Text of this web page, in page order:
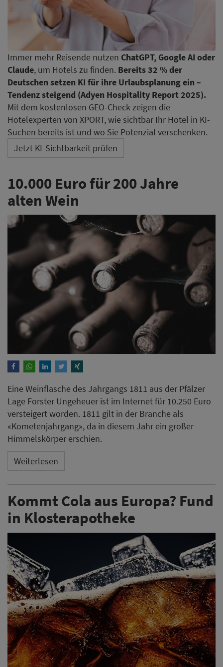
Immer mehr Reisende nutzen ChatGPT, Google AI oder
Claude, um Hotels zu finden. Bereits 32 % der
Deutschen setzen KI für ihre Urlaubsplanung ein –
Tendenz steigend (Adyen Hospitality Report 2025).
Mit dem kostenlosen GEO-Check zeigen die
Hotelexperten von XPORT, wie sichtbar Ihr Hotel in KI-
Suchen bereits ist und wo Sie Potenzial verschenken.
Jetzt KI-Sichtbarkeit prüfen
10.000 Euro für 200 Jahre
alten Wein
Eine Weinflasche des Jahrgangs 1811 aus der Pfälzer
Lage Forster Ungeheuer ist im Internet für 10.250 Euro
versteigert worden. 1811 gilt in der Branche als
«Kometenjahrgang», da in diesem Jahr ein großer
Himmelskörper erschien.
Weiterlesen
Kommt Cola aus Europa? Fund
in Klosterapotheke